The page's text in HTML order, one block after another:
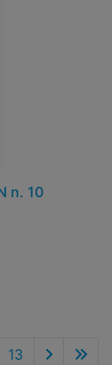
n. 10
13